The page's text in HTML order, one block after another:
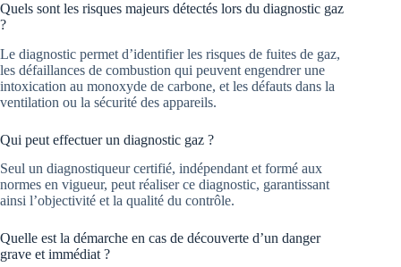
Quels sont les risques majeurs détectés lors du diagnostic gaz
?
Le diagnostic permet d’identifier les risques de fuites de gaz,
les défaillances de combustion qui peuvent engendrer une
intoxication au monoxyde de carbone, et les défauts dans la
ventilation ou la sécurité des appareils.
Qui peut effectuer un diagnostic gaz ?
Seul un diagnostiqueur certifié, indépendant et formé aux
normes en vigueur, peut réaliser ce diagnostic, garantissant
ainsi l’objectivité et la qualité du contrôle.
Quelle est la démarche en cas de découverte d’un danger
grave et immédiat ?